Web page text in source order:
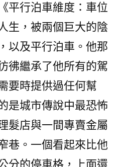
平行泊車維度：車位
生，被兩個巨大的陰
以及平行泊車。他那
彿繼承了他所有的駕
要時提供過任何幫
是城市傳說中最恐怖
髮店與一間專賣金屬
巷。一個看起來比他
分的停車格，上面還